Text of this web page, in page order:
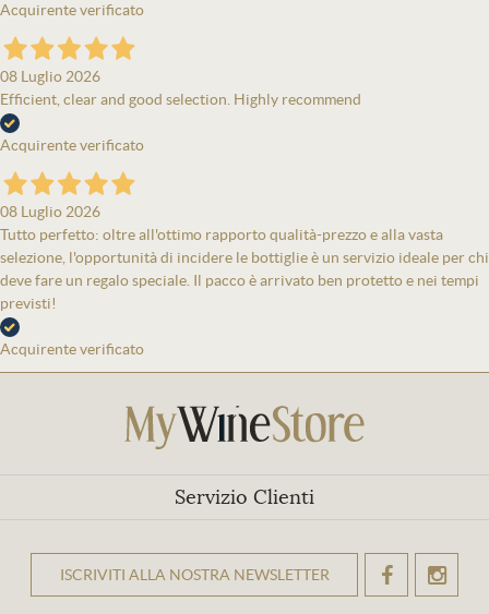
Acquirente verificato
08 Luglio 2026
Efficient, clear and good selection. Highly recommend
Acquirente verificato
08 Luglio 2026
Tutto perfetto: oltre all'ottimo rapporto qualità-prezzo e alla vasta
selezione, l'opportunità di incidere le bottiglie è un servizio ideale per chi
deve fare un regalo speciale. Il pacco è arrivato ben protetto e nei tempi
previsti!
Acquirente verificato
Servizio Clienti
ISCRIVITI ALLA NOSTRA NEWSLETTEROK